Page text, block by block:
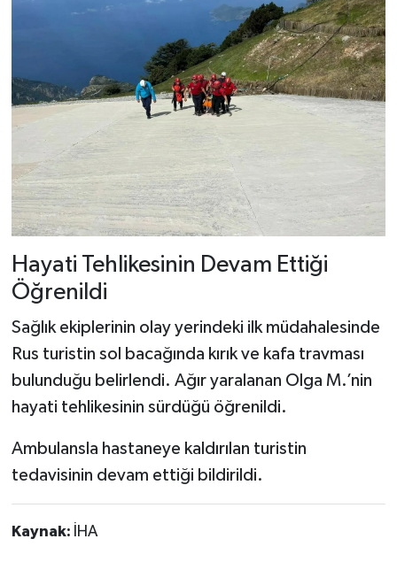
Hayati Tehlikesinin Devam Ettiği
Öğrenildi
Sağlık ekiplerinin olay yerindeki ilk müdahalesinde
Rus turistin sol bacağında kırık ve kafa travması
bulunduğu belirlendi. Ağır yaralanan Olga M.’nin
hayati tehlikesinin sürdüğü öğrenildi.
Ambulansla hastaneye kaldırılan turistin
tedavisinin devam ettiği bildirildi.
Kaynak: İHA